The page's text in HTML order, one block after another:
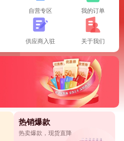
自营专区 我的订单
供应商入驻 关于我们
热销爆款
热卖爆款，现货直降